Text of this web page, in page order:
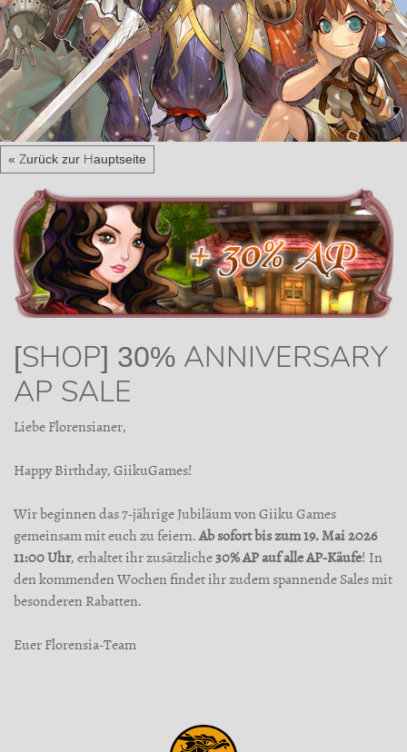
« Zurück zur Hauptseite
[SHOP] 30% ANNIVERSARY
AP SALE
Liebe Florensianer,
Happy Birthday, GiikuGames!
Wir beginnen das 7-jährige Jubiläum von Giiku Games
gemeinsam mit euch zu feiern.Ab sofort bis zum 19. Mai 2026
11:00 Uhr, erhaltet ihr zusätzliche30% AP auf alle AP-Käufe! In
den kommenden Wochen findet ihr zudem spannende Sales mit
besonderen Rabatten.
Euer Florensia-Team